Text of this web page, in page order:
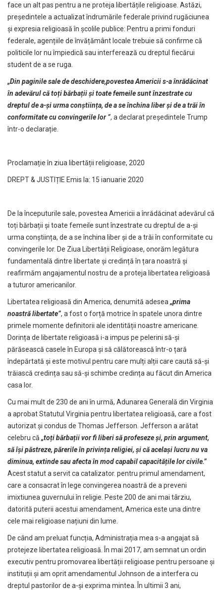
face un alt pas pentru a ne proteja libertățile religioase. Astăzi,
președintele a actualizat îndrumările federale privind rugăciunea
și expresia religioasă în școlile publice: Pentru a primi fonduri
federale, agențiile de învățământ locale trebuie să confirme că
politicile lor nu împiedică sau interferează cu dreptul fiecărui
student de a se ruga.
„Din paginile sale de deschidere,povestea Americii s-a înrădăcinat
în adevărul că toți bărbații și toate femeile sunt înzestrate cu
dreptul de a-și urma conștiința, de a se închina liber și de a trăi în
conformitate cu convingerile lor ”, a declarat președintele Trump
într-o declarație.
Proclamație în ziua libertății religioase, 2020
DREPT & JUSTIȚIE Emis la: 15 ianuarie 2020
De la începuturile sale, povestea Americii a înrădăcinat adevărul că
toți bărbații și toate femeile sunt înzestrate cu dreptul de a-și
urma conștiința, de a se închina liber și de a trăi în conformitate cu
convingerile lor. De Ziua Libertății Religioase, onorăm legătura
fundamentală dintre libertate și credință în țara noastră și
reafirmăm angajamentul nostru de a proteja libertatea religioasă
a tuturor americanilor.
Libertatea religioasă din America, denumită adesea „prima
noastră libertate”, a fost o forță motrice în spatele unora dintre
primele momente definitorii ale identității noastre americane.
Dorința de libertate religioasă i-a impus pe pelerini să-și
părăsească casele în Europa și să călătorească într-o țară
îndepărtată și este motivul pentru care mulți alții care caută să-și
trăiască credința sau să-și schimbe credința au făcut din America
casa lor.
Cu mai mult de 230 de ani în urmă, Adunarea Generală din Virginia
a aprobat Statutul Virginia pentru libertatea religioasă, care a fost
autorizat și condus de Thomas Jefferson. Jefferson a arătat
celebru că „toți bărbații vor fi liberi să profeseze și, prin argument,
să își păstreze, părerile în privința religiei, și că același lucru nu va
diminua, extinde sau afecta în mod capabil capacitățile lor civile.”
Acest statut a servit ca catalizator. pentru primul amendament,
care a consacrat în lege convingerea noastră de a preveni
imixtiunea guvernului în religie. Peste 200 de ani mai târziu,
datorită puterii acestui amendament, America este una dintre
cele mai religioase națiuni din lume.
De când am preluat funcția, Administrația mea s-a angajat să
protejeze libertatea religioasă. În mai 2017, am semnat un ordin
executiv pentru promovarea libertății religioase pentru persoane și
instituții și am oprit amendamentul Johnson de a interfera cu
dreptul pastorilor de a-și exprima mintea. În ultimii 3 ani,